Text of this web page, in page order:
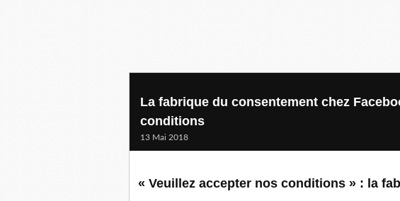
La fabrique du consentement chez
conditions
13 Mai 2018
« Veuillez accepter nos conditions » : la